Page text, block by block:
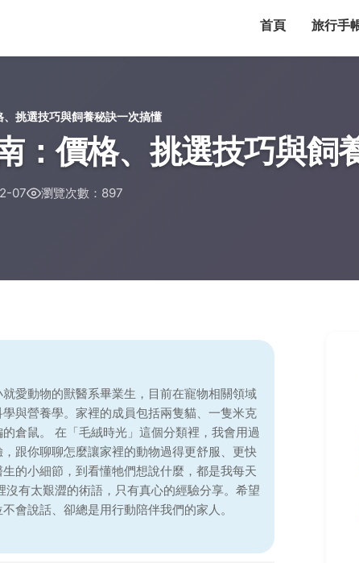
首頁 旅行手
挑選技巧與飼養秘訣一次搞懂
：價格、挑選技巧與飼
07 瀏覽次數：897
愛動物的獸醫系畢業生，目前在寵物相關領域
與營養學。家裡的成員包括兩隻貓、一隻米克
倉鼠。 在「毛絨時光」這個分類裡，我會用過
跟你聊聊怎麼讓家裡的動物過得更舒服、更快
的小細節，到看懂牠們想說什麼，都是我每天
沒有太艱澀的術語，只有真心的經驗分享。希望
會說話、卻總是用行動陪伴我們的家人。